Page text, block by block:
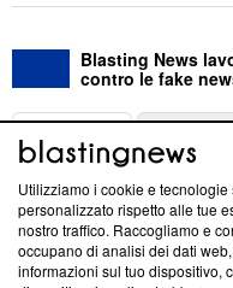
Blasting News
contro le fake
ABOUT
Questa sezione offre
News, sui nostri processi
creare news di qualità.
‘Trust Project - News with
Utilizziamo i cookie e
personalizzato rispetto alle tue
nostro traffico. Raccogliamo e
occupano di analisi dei dati
informazioni sul tuo dispositivo,